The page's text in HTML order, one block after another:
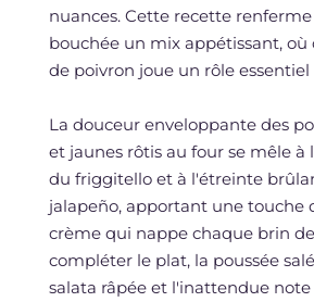
nuances. Cette recette
bouchée un mix appétissant, où
de poivron joue un rôle essentiel
La douceur enveloppante des
et jaunes rôtis au four se mêle à
du friggitello et à l'étreinte
jalapeño, apportant une touche
crème qui nappe chaque brin
compléter le plat, la poussée
salata râpée et l'inattendue